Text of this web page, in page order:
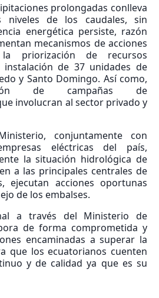
prolongadas conlleva
de los caudales, sin
energética persiste, razón
mecanismos de acciones
priorización de recursos
de 37 unidades de
y Santo Domingo. Así como,
de campañas de
involucran al sector privado y
conjuntamente con
eléctricas del país,
la situación hidrológica de
a las principales centrales de
ejecutan acciones oportunas
de los embalses.
a través del Ministerio de
de forma comprometida y
encaminadas a superar la
que los ecuatorianos cuenten
y de calidad ya que es su